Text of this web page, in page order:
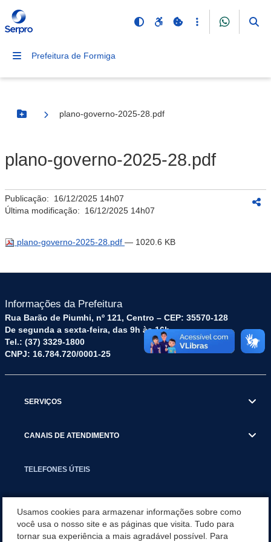
Prefeitura de Formiga
Botão Menu
plano-governo-2025-28.pdf
plano-governo-2025-28.pdf
Publicação: 16/12/2025 14h07
Última modificação: 16/12/2025 14h07
plano-governo-2025-28.pdf — 1020.6 KB
Informações da Prefeitura
Rua Barão de Piumhi, nº 121, Centro – CEP: 35570-128
De segunda a sexta-feira, das 9h às 16h
Tel.: (37) 3329-1800
CNPJ: 16.784.720/0001-25
SERVIÇOS
CANAIS DE ATENDIMENTO
TELEFONES ÚTEIS
NOTÍCIAS
Usamos cookies para armazenar informações sobre como
você usa o nosso site e as páginas que visita. Tudo para
tornar sua experiência a mais agradável possível. Para